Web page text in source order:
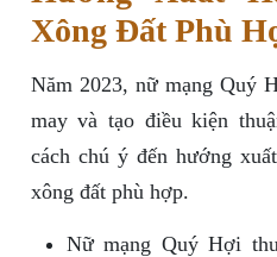
Xông Đất Phù
Năm 2023, nữ mạng Quý
may và tạo điều kiện
cách chú ý đến hướng
xông đất phù hợp.
Nữ mạng Quý Hợi